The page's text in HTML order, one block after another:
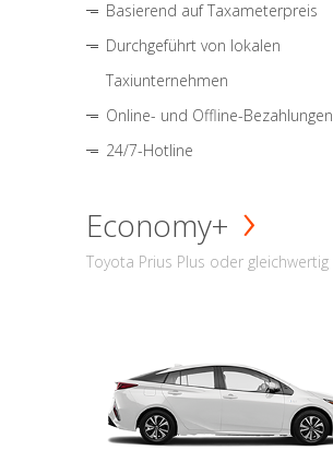
Basierend auf Taxameterpreis
Durchgeführt von lokalen
Taxiunternehmen
Online- und Offline-Bezahlungen
24/7-Hotline
Economy+
Toyota Prius Plus oder gleichwertig